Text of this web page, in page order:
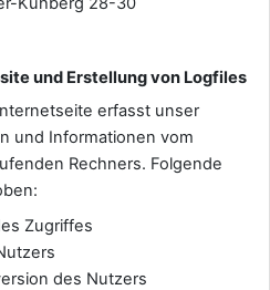
und Erstellung von Logfiles
erfasst unser
und Informationen vom
Rechners. Folgende
Zugriffes
des Nutzers